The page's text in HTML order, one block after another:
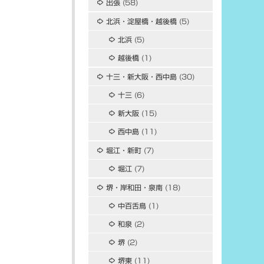
出張 (58)
北浜・淀屋橋・越後橋 (5)
北浜 (5)
越後橋 (1)
十三・新大阪・西中島 (30)
十三 (6)
新大阪 (15)
西中島 (11)
堀江・新町 (7)
堀江 (7)
堺・岸和田・泉南 (18)
中百舌鳥 (1)
和泉 (2)
堺 (2)
堺東 (11)